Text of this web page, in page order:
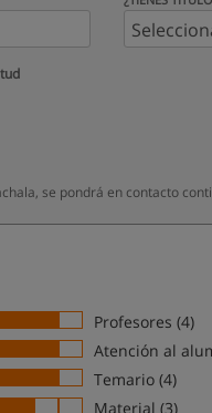
se pondrá en contacto
Profesores (4)
Atención al
Temario (4)
Material (3)